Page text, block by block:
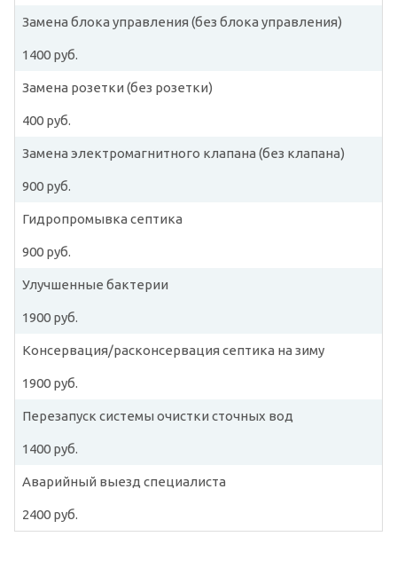
Замена блока управления (без блока управления)
1400 руб.
Замена розетки (без розетки)
400 руб.
Замена электромагнитного клапана (без клапана)
900 руб.
Гидропромывка септика
900 руб.
Улучшенные бактерии
1900 руб.
Консервация/расконсервация септика на зиму
1900 руб.
Перезапуск системы очистки сточных вод
1400 руб.
Аварийный выезд специалиста
2400 руб.